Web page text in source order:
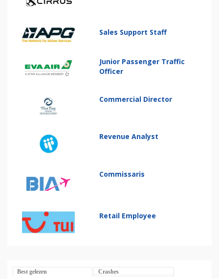
Sales Support Staff
Junior Passenger Traffic
Officer
Commercial Director
Revenue Analyst
Commissaris
Retail Employee
Best gelezen Crashes